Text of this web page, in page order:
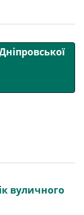
вуличного